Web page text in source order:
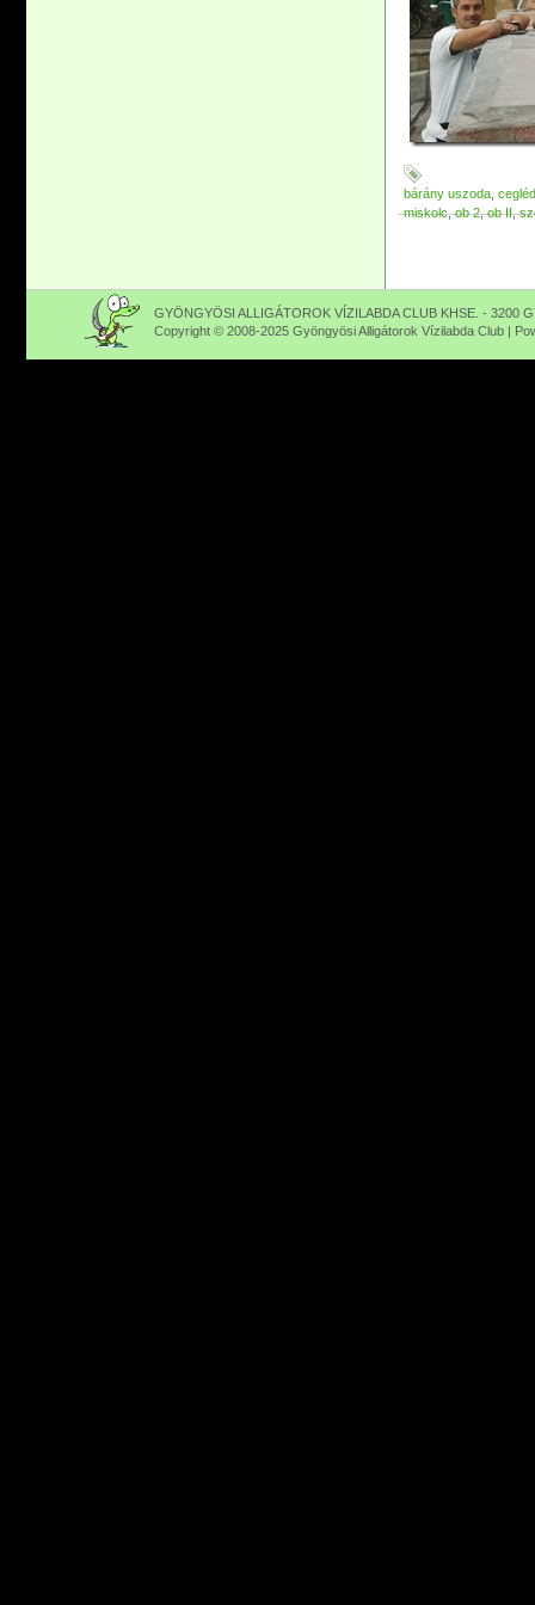
bárány uszoda cegléd
miskolc,ob 2,ob II,
GYÖNGYÖSI ALLIGÁTOROK VÍZILABDA CLUB KHSE. - 3200
Copyright © 2008-2025 Gyöngyösi Alligátorok Vízilabda Club |